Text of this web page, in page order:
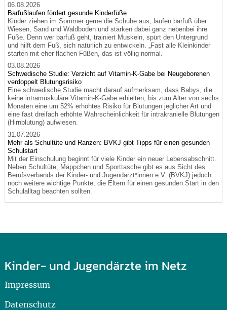
06.08.2026
Barfußlaufen fördert gesunde Kinderfüße
Kinder ziehen im Sommer gerne die Schuhe aus, laufen barfuß über
Wiesen, Sand und Waldboden und stärken dabei ganz nebenbei ihre
Füße. Denn wer barfuß geht, trainiert Muskeln, spürt den Untergrund
und hilft dem Fuß, sich natürlich zu entwickeln. „Fast alle Kleinkinder
starten mit eher flachen Füßen, das ist völlig normal.
03.08.2026
Schwedische Studie: Verzicht auf Vitamin-K-Gabe bei Neugeborenen
verdoppelt Blutungsrisiko
Eine schwedische Studie macht darauf aufmerksam, dass Babys, die
keine intramuskuläre Vitamin-K-Gabe erhielten, bis zum Alter von sechs
Monaten eine um 52% erhöhtes Risiko für Blutungen jeglicher Art und
eine fast dreifach erhöhte Wahrscheinlichkeit für intrakranielle Blutungen
(Hirnblutung) aufwiesen.
31.07.2026
Mehr als Schultüte und Ranzen: BVKJ gibt Tipps für einen gesunden
Schulstart
Mit der Einschulung beginnt für viele Kinder ein neuer Lebensabschnitt.
Neben Schultüte, Mäppchen und Sporttasche gibt es aus Sicht des
Berufsverbands der Kinder- und Jugendärzt*innen e.V. (BVKJ) jedoch
noch weitere wichtige Punkte, die Eltern für einen gesunden Start in den
Schulalltag beachten sollten.
Kinder- und Jugendärzte im Netz
Impressum
Datenschutz